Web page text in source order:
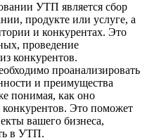
УТП является сбор
продукте или услуге, а
и конкурентах. Это
проведение
конкурентов.
проанализировать
и преимущества
понимая, как оно
конкурентов. Это поможет
вашего бизнеса,
в УТП.